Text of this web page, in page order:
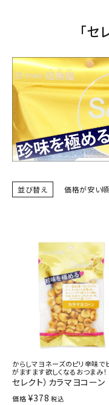
お酒別オススメ
価格別
お問い合わせ
「セ
並び替え 価格が安い順
からしマヨネーズのピリ辛味で
がますます欲しくなるおつまみ！
セレクト）カラマヨコーン
価格 ¥378 税込